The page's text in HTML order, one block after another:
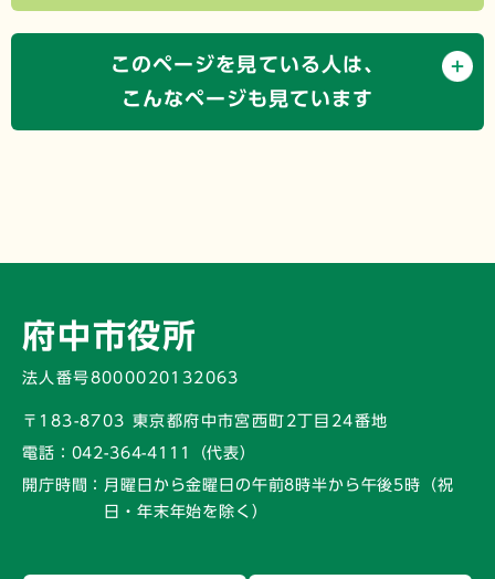
このページを見ている人は、
こんなページも見ています
府中市役所
法人番号8000020132063
〒183-8703 東京都府中市宮西町2丁目24番地
電話： 042-364-4111（代表）
開庁時間： 月曜日から金曜日の午前8時半から午後5時 （祝
日・年末年始を除く）